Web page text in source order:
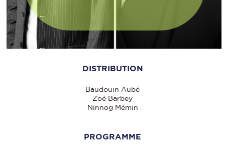
DISTRIBUTION
Baudouin Aubé
Zoé Barbey
Ninnog Mémin
PROGRAMME